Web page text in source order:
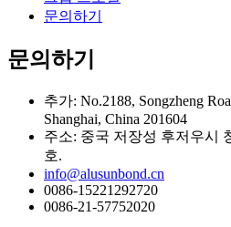
문의하기
문의하기
추가: No.2188, Songzheng
Shanghai, China 201604
주소: 중국 저장성 후저우시
호.
info@alusunbond.cn
0086-15221292720
0086-21-57752020